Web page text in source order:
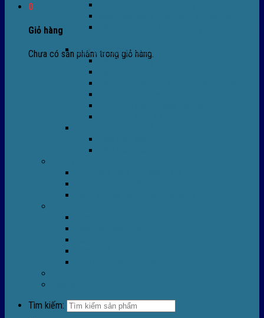
0
Giỏ hàng
Chưa có sản phẩm trong giỏ hàng.
Máy bọc màng co POF
Máy bọc màng co tự động
Tìm kiếm: